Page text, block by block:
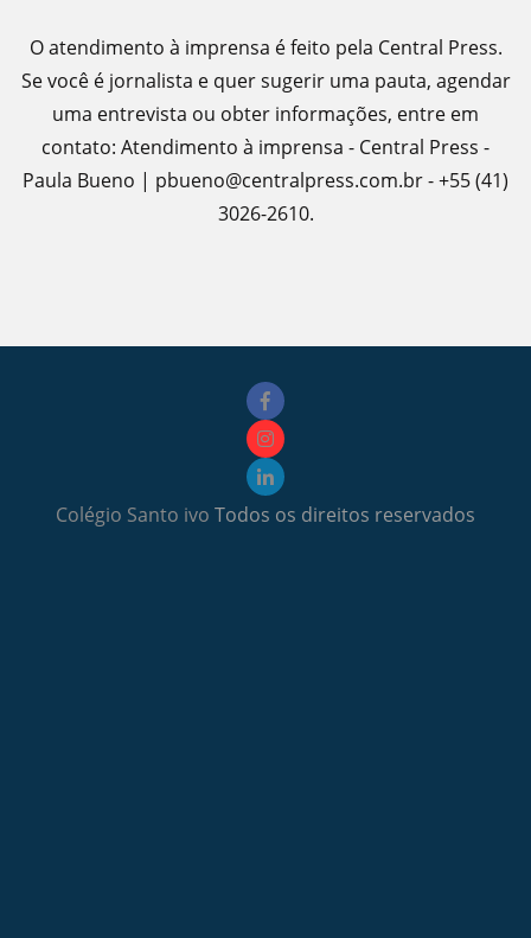
O atendimento à imprensa é feito pela Central Press.
Se você é jornalista e quer sugerir uma pauta, agendar
uma entrevista ou obter informações, entre em
contato: Atendimento à imprensa - Central Press -
Paula Bueno | pbueno@centralpress.com.br - +55 (41)
3026-2610.
Colégio Santo ivo Todos os direitos reservados